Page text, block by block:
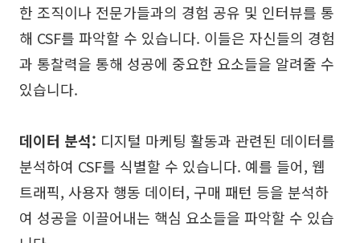
한 조직이나 전문가들과의 경험 공유 및 인터뷰를 통
해 CSF를 파악할 수 있습니다. 이들은 자신들의 경험
과 통찰력을 통해 성공에 중요한 요소들을 알려줄 수
있습니다.
데이터 분석: 디지털 마케팅 활동과 관련된 데이터를
분석하여 CSF를 식별할 수 있습니다. 예를 들어, 웹
트래픽, 사용자 행동 데이터, 구매 패턴 등을 분석하
여 성공을 이끌어내는 핵심 요소들을 파악할 수 있습